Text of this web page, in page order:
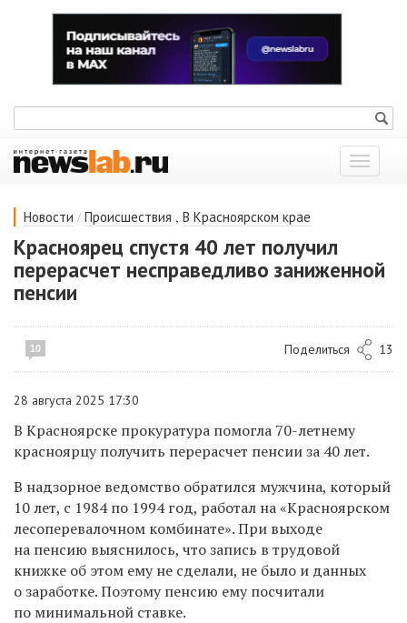
Показать
меню
Новости / Происшествия , В Красноярском крае
Красноярец спустя 40 лет получил
перерасчет несправедливо заниженной
пенсии
10 Поделиться 13
28 августа 2025 17:30
В Красноярске прокуратура помогла 70-летнему
красноярцу получить перерасчет пенсии за 40 лет.
В надзорное ведомство обратился мужчина, который
10 лет, с 1984 по 1994 год, работал на «Красноярском
лесоперевалочном комбинате». При выходе
на пенсию выяснилось, что запись в трудовой
книжке об этом ему не сделали, не было и данных
о заработке. Поэтому пенсию ему посчитали
по минимальной ставке.